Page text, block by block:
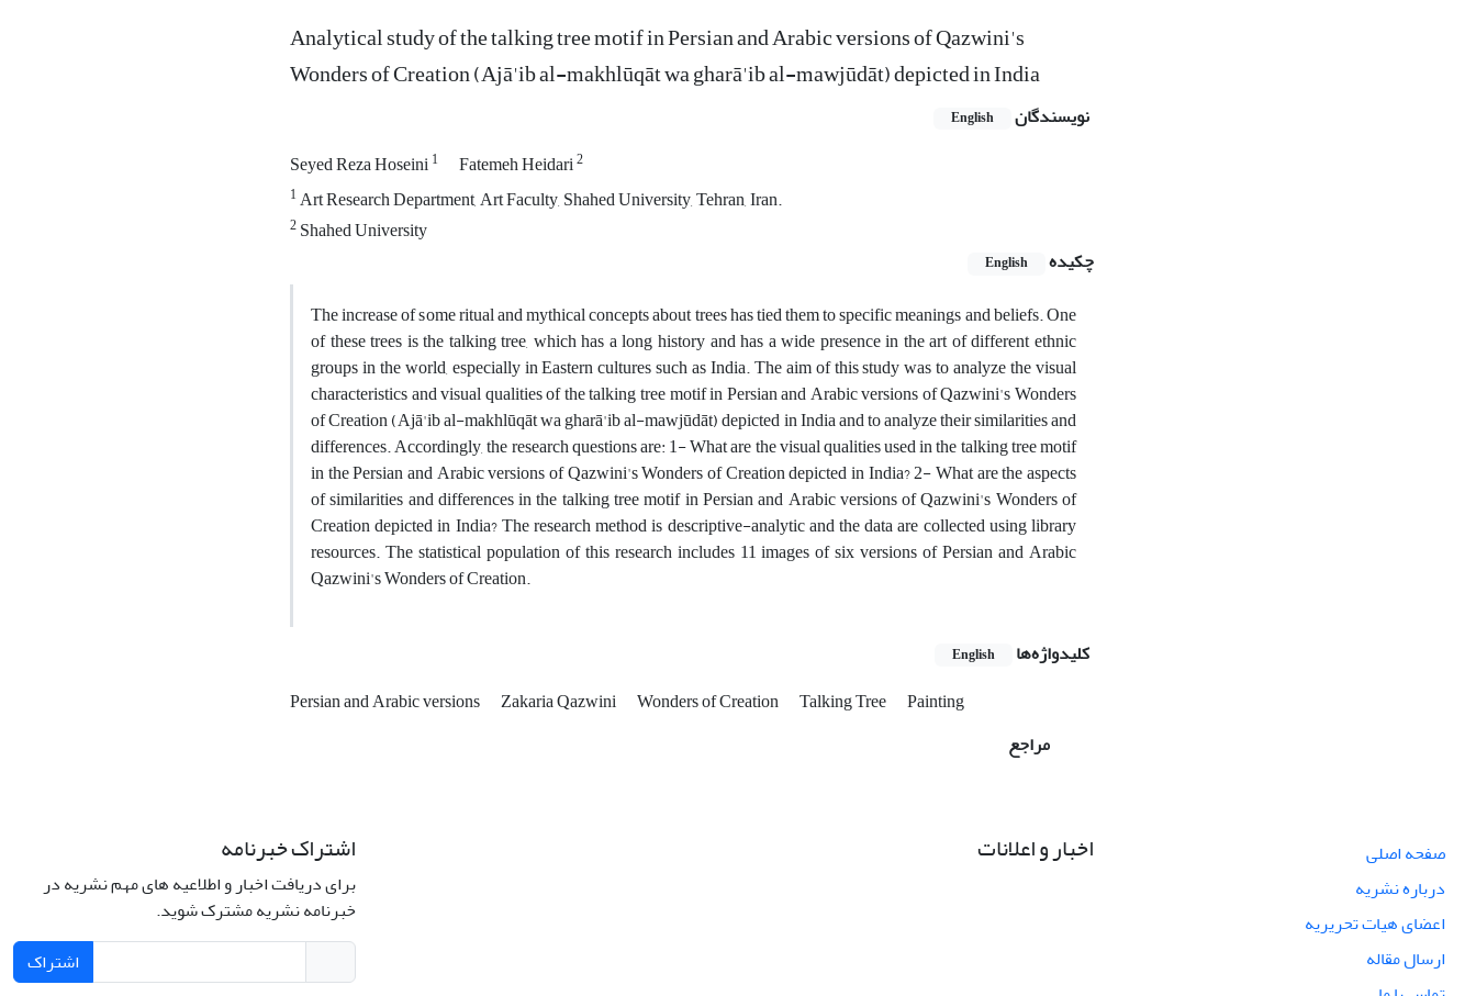
Analytical study of the talking tree motif in Persian and Arabic versions of Qazwini's
Wonders of Creation (Ajā'ib al-makhlūqāt wa gharā'ib al-mawjūdāt) depicted in India
نویسندگان English
Seyed Reza Hoseini1 Fatemeh Heidari2
1Art Research Department, Art Faculty, Shahed University, Tehran, Iran.
2Shahed University
چکیده
English
The increase of some ritual and mythical concepts about trees has tied them to specific meanings and beliefs. One
of these trees is the talking tree, which has a long history and has a wide presence in the art of different ethnic
groups in the world, especially in Eastern cultures such as India. The aim of this study was to analyze the visual
characteristics and visual qualities of the talking tree motif in Persian and Arabic versions of Qazwini's Wonders
of Creation (Ajā'ib al-makhlūqāt wa gharā'ib al-mawjūdāt) depicted in India and to analyze their similarities and
differences. Accordingly, the research questions are: 1- What are the visual qualities used in the talking tree motif
in the Persian and Arabic versions of Qazwini's Wonders of Creation depicted in India? 2- What are the aspects
of similarities and differences in the talking tree motif in Persian and Arabic versions of Qazwini's Wonders of
Creation depicted in India? The research method is descriptive-analytic and the data are collected using library
resources. The statistical population of this research includes 11 images of six versions of Persian and Arabic
Qazwini's Wonders of Creation.
کلیدواژه‌ها English
Persian and Arabic versions Zakaria Qazwini Wonders of Creation Talking Tree
Painting
مراجع
صفحه اصلی
درباره نشریه
اعضای هیات تحریریه
ارسال مقاله
اخبار و اعلانات اشتراک خبرنامه
برای دریافت اخبار و اطلاعیه های مهم نشریه در
خبرنامه نشریه مشترک شوید.
اشتراک